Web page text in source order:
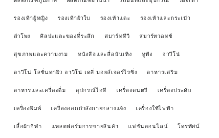
รองเท้าผู้หญิง รองเท้าผ้าใบ รองเท้าแตะ รองเท้าและกระเป๋า
ลำโพง ศิลปะและของที่ระลึก สมาร์ททีวี สมาร์ทวอทช์
สุขภาพและความงาม หนังสือและสื่อบันเทิง หูฟัง อาวีโน่
อาวีโน่ โลชั่นทาผิว อาวีโน่ เดลี่ มอยส์เจอร์ไรซิ่ง อาหารเสริม
อาหารและเครื่องดื่ม อุปกรณ์ไอที เครื่องดนตรี เครื่องประดับ
เครื่องพิมพ์ เครื่องออกกำลังกายกลางแจ้ง เครื่องใช้ไฟฟ้า
เสื้อผ้ากีฬา แพลตฟอร์มการขายสินค้า แฟชั่นออนไลน์ โทรทัศน์